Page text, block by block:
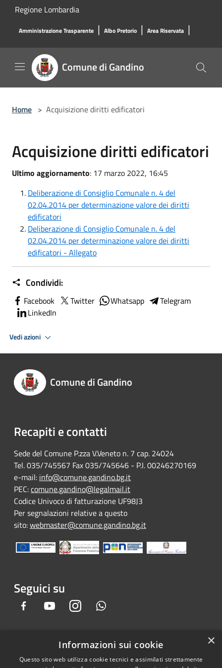
Salta al contenuto principale
Regione Lombardia
Amministrazione Trasparente | Albo Pretorio | Area Riservata |
Comune di Gandino
Home > Acquisizione diritti edificatori
Acquisizione diritti edificatori
Ultimo aggiornamento: 17 marzo 2022, 16:45
Deliberazione di Consiglio Comunale n. 4 del
02.04.2014 per determinazione valore dei diritti
edificatori
Deliberazione di Consiglio Comunale n. 4 del
02.04.2014 per determinazione valore dei diritti
edificatori - Allegato
Condividi:
Facebook Twitter Whatsapp
Telegram
LinkedIn
Vedi azioni
Comune di Gandino
Recapiti e contatti
Sede del Comune P.zza V.Veneto n. 7 cap. 24024
Tel. 035/745567 Fax 035/745646 - P.I. 00246270169
e-mail: info@comune.gandino.bg.it
PEC:comune.gandino@legalmail.it
Codice Univoco di fatturazione UF98J3
Per segnalazioni relative a questo
sito:webmaster@comune.gandino.bg.it
Seguici su
Facebook YoutubeInstagram
Gandino • Powered by
×
Informazioni sui cookie
Questo sito web utilizza cookie tecnici e assimilati strettamente